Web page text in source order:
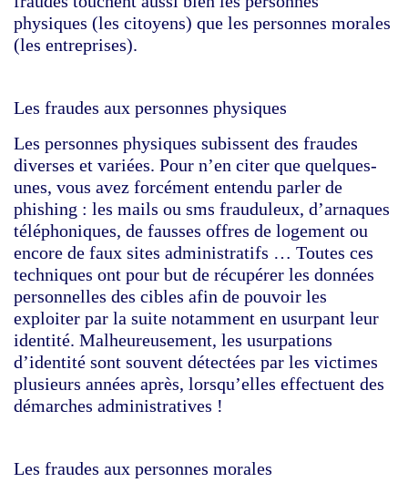
physiques (les citoyens) que les personnes morales
(les entreprises).
Les fraudes aux personnes physiques
Les personnes physiques subissent des fraudes
diverses et variées. Pour n’en citer que quelques-
unes, vous avez forcément entendu parler de
phishing : les mails ou sms frauduleux, d’arnaques
téléphoniques, de fausses offres de logement ou
encore de faux sites administratifs … Toutes ces
techniques ont pour but de récupérer les données
personnelles des cibles afin de pouvoir les
exploiter par la suite notamment en usurpant leur
identité. Malheureusement, les usurpations
d’identité sont souvent détectées par les victimes
plusieurs années après, lorsqu’elles effectuent des
démarches administratives !
Les fraudes aux personnes morales